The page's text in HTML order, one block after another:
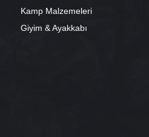
Kamp Malzemeleri
Giyim & Ayakkabı